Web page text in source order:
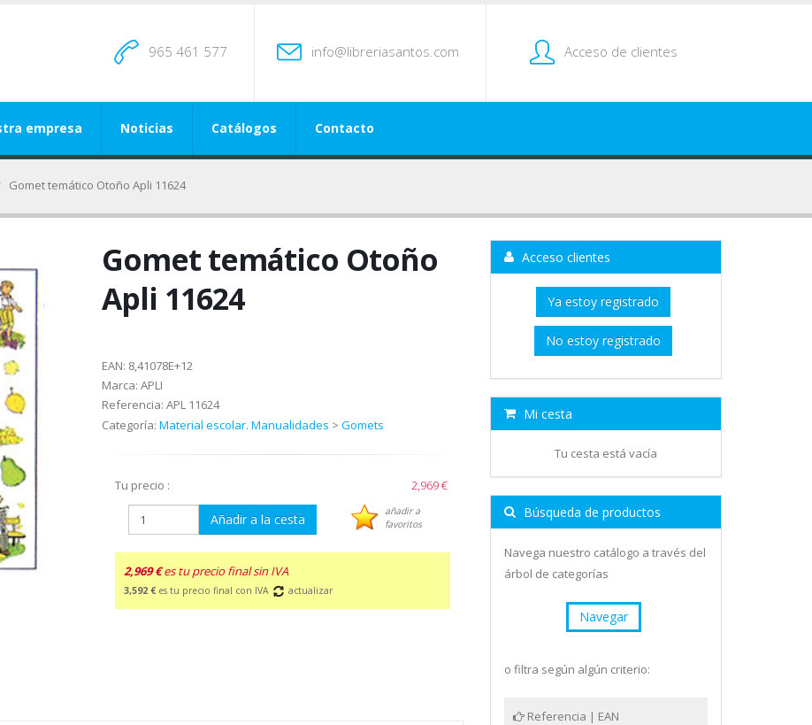
965 461 577 info@libreriasantos.com Acceso de clientes
empresa Noticias Catálogos Contacto
Gomet temático Otoño Apli 11624
Gomet temático Otoño
Apli 11624
EAN: 8,41078E+12
Marca: APLI
Referencia: APL 11624
Categoría: Material escolar. Manualidades > Gomets
Tu precio : 2,969 €
Añadir a la cesta
añadir a
favoritos
2,969 €es tu precio final sin IVA
3,592 € es tu precio final con IVA actualizar
Acceso clientes
Ya estoy registrado
No estoy registrado
Mi cesta
Tu cesta está vacía
Búsqueda de productos
Navega nuestro catálogo a través del
árbol de categorías
Navegar
o filtra según algún criterio:
Referencia | EAN